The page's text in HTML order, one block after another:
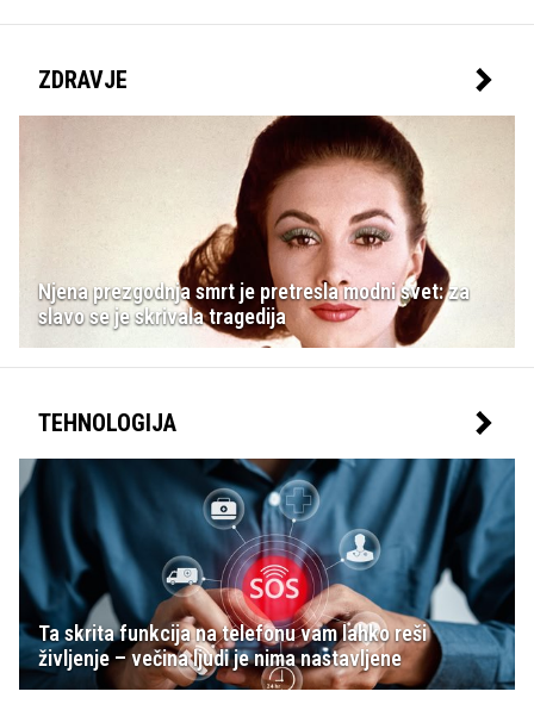
ZDRAVJE
Njena prezgodnja smrt je pretresla modni svet: za
slavo se je skrivala tragedija
TEHNOLOGIJA
Ta skrita funkcija na telefonu vam lahko reši
življenje – večina ljudi je nima nastavljene